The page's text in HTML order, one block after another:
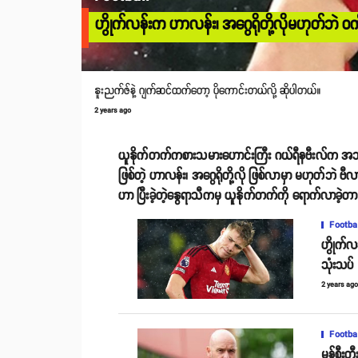
ဟွိုက်လန်းက ဟာလန်း၊ အဂွေရိုတို့လိုမဟုတ်ဘဲ ဝ
နူးညက်ဇ်နဲ့ ဂျက်ဆင်ထက်တော့ ပိုကောင်းတယ်လို့ ဆိုပါတယ်။
2 years ago
ယူနိုက်တက်ကစားသမားဟောင်းကြီး ဂယ်ရီနဗီးလ်က
ဖြစ်တဲ့ ဟာလန်း၊ အဂွေရိုတို့လို ဖြစ်လာမှာ မဟုတ်ဘဲ
ဟာ ပြီးခဲ့တဲ့နွေရာသီကမှ ယူနိုက်တက်ကို ရောက်လာခဲ့တာ
ဟွိုက်လန်
သုံးသပ်
2 years ago